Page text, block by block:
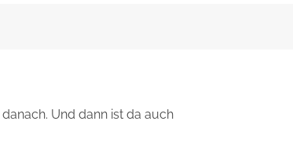
Und dann ist da auch